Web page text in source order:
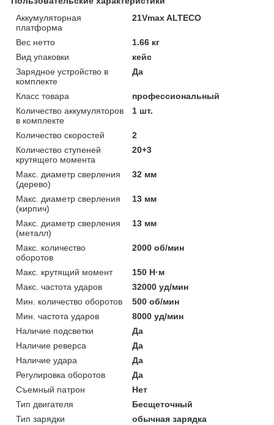
Аккумуляторная
платформа
21Vmax ALTECO
Вес нетто
1.66 кг
Вид упаковки
кейс
Зарядное устройство в
комплекте
Да
Класс товара
профессиональный
Количество аккумуляторов
в комплекте
1 шт.
Количество скоростей
2
Количество ступеней
крутящего момента
20+3
Макс. диаметр сверления
(дерево)
32 мм
Макс. диаметр сверления
(кирпич)
13 мм
Макс. диаметр сверления
(металл)
13 мм
Макс. количество
оборотов
2000 об/мин
Макс. крутящий момент
150 Н·м
Макс. частота ударов
32000 уд/мин
Мин. количество оборотов
500 об/мин
Мин. частота ударов
8000 уд/мин
Наличие подсветки
Да
Наличие реверса
Да
Наличие удара
Да
Регулировка оборотов
Да
Съемный патрон
Нет
Тип двигателя
Бесщеточный
Тип зарядки
обычная зарядка